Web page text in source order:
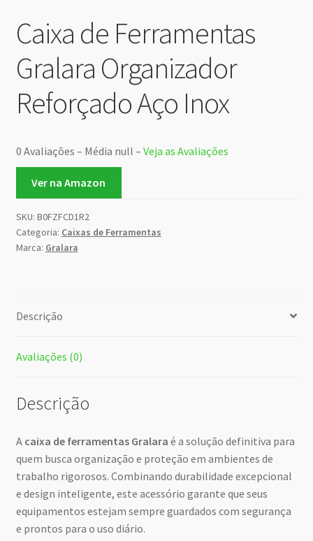
Caixa de Ferramentas
Gralara Organizador
Reforçado Aço Inox
0 Avaliações – Média null – Veja as Avaliações
Ver na Amazon
SKU: B0FZFCD1R2
Categoria: Caixas de Ferramentas
Marca: Gralara
Descrição
Avaliações (0)
Descrição
A caixa de ferramentas Gralara é a solução definitiva para
quem busca organização e proteção em ambientes de
trabalho rigorosos. Combinando durabilidade excepcional
e design inteligente, este acessório garante que seus
equipamentos estejam sempre guardados com segurança
e prontos para o uso diário.